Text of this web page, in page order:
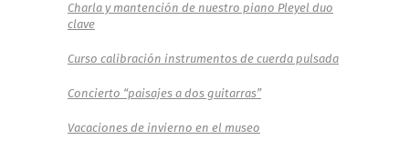
Charla y mantención de nuestro piano Pleyel duo
clave
Curso calibración instrumentos de cuerda pulsada
Concierto “paisajes a dos guitarras”
Vacaciones de invierno en el museo